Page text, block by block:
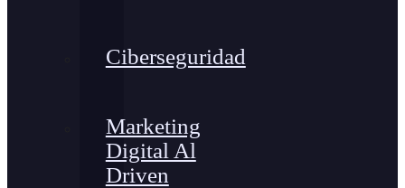
Ciberseguridad
Marketing
Digital Al
Driven